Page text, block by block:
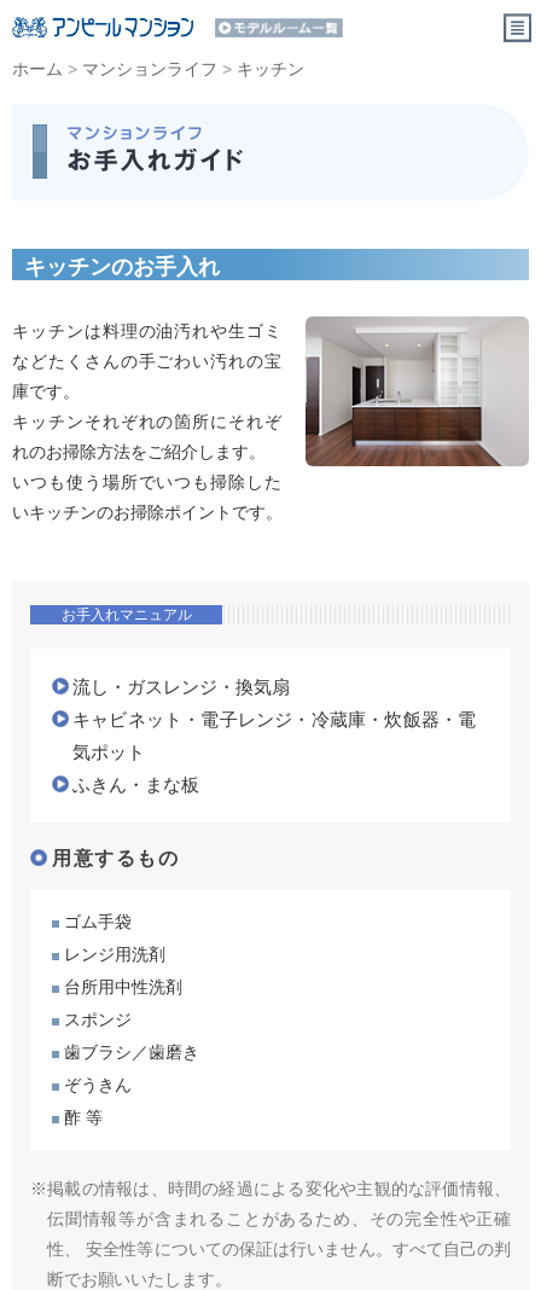
ホーム > マンションライフ > キッチン
キッチンのお手入れ
キッチンは料理の油汚れや生ゴミ
などたくさんの手ごわい汚れの宝
庫です。
キッチンそれぞれの箇所にそれぞ
れのお掃除方法をご紹介します。
いつも使う場所でいつも掃除した
いキッチンのお掃除ポイントです。
お手入れマニュアル
流し・ガスレンジ・換気扇
キャビネット・電子レンジ・冷蔵庫・炊飯器・電
気ポット
ふきん・まな板
用意するもの
ゴム手袋
レンジ用洗剤
台所用中性洗剤
スポンジ
歯ブラシ／歯磨き
ぞうきん
酢 等
※掲載の情報は、時間の経過による変化や主観的な評価情報、
伝聞情報等が含まれることがあるため、その完全性や正確
性、 安全性等についての保証は行いません。すべて自己の判
断でお願いいたします。